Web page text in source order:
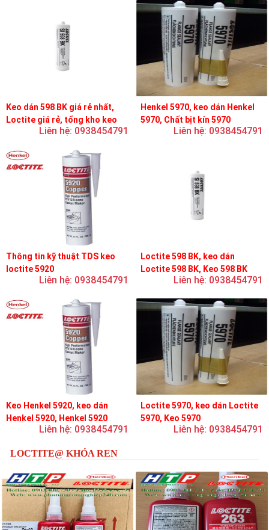
Keo dán 598 BK giá rẻ nhất,
Loctite giá rẻ, tổng kho keo
Liên hệ: 0938454791
Henkel 5970, keo dán Henkel
5970, Chất bịt kín 5970
Liên hệ: 0938454791
Thông tin kỹ thuật TDS keo
loctite 5920
Liên hệ: 0938454791
Loctite 598 BK, keo dán
Loctite 598 BK, Keo 598 BK
Liên hệ: 0938454791
Keo Henkel 5920, keo dán
Henkel 5920, Henkel 5920
Liên hệ: 0938454791
Loctite 5970, keo dán Loctite
5970, Keo 5970
Liên hệ: 0938454791
LOCTITE@ KHÓA REN